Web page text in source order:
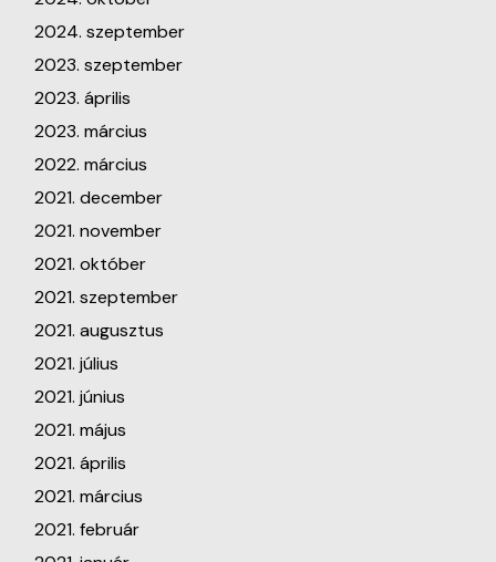
2024. szeptember
2023. szeptember
2023. április
2023. március
2022. március
2021. december
2021. november
2021. október
2021. szeptember
2021. augusztus
2021. július
2021. június
2021. május
2021. április
2021. március
2021. február